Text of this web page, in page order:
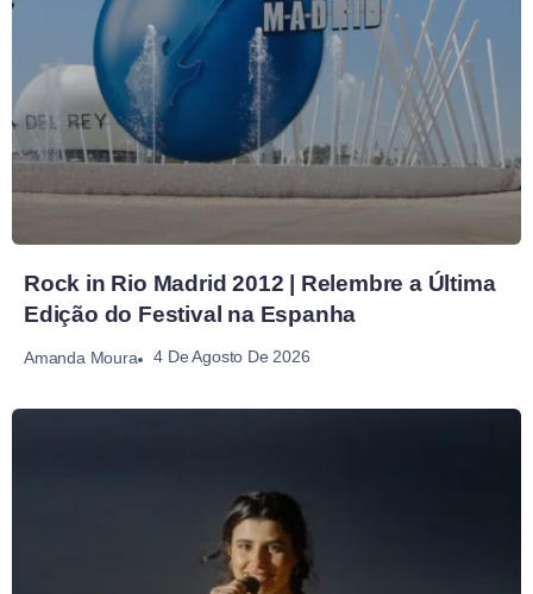
Rock in Rio Madrid 2012 | Relembre a Última
Edição do Festival na Espanha
Amanda Moura 4 De Agosto De 2026